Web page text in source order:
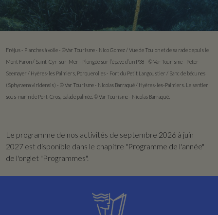
Fréjus - Planches à voile - ©Var Tourisme - Nico Gomez / Vue de Toulon et de sa rade depuis le
Mont Faron / Saint-Cyr-sur-Mer - Plongée sur l’épave d’un P38 - © Var Tourisme - Peter
Seemayer / Hyères-les Palmiers, Porquerolles - Fort du Petit Langoustier / Banc de bécunes
(Sphyraena viridensis) - © Var Tourisme - Nicolas Barraqué / Hyères-les-Palmiers. Le sentier
sous-marin de Port-Cros, balade palmée. © Var Tourisme - Nicolas Barraqué.
Le programme de nos activités de septembre 2026 à juin
2027 est disponible dans le chapitre "Programme de l'année"
de l'onglet "Programmes".